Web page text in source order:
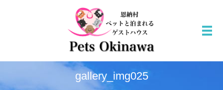
メ
gallery_img025